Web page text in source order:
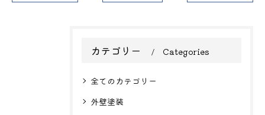
カテゴリー Categories
全てのカテゴリー
外壁塗装